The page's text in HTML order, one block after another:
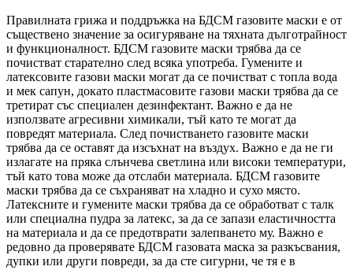
Правилната грижа и поддръжка на БДСМ газовите маски е от
съществено значение за осигуряване на тяхната дълготрайност
и функционалност. БДСМ газовите маски трябва да се
почистват старателно след всяка употреба. Гумените и
латексовите газови маски могат да се почистват с топла вода
и мек сапун, докато пластмасовите газови маски трябва да се
третират със специален дезинфектант. Важно е да не
използвате агресивни химикали, тъй като те могат да
повредят материала. След почистването газовите маски
трябва да се оставят да изсъхнат на въздух. Важно е да не ги
излагате на пряка слънчева светлина или високи температури,
тъй като това може да отслаби материала. БДСМ газовите
маски трябва да се съхраняват на хладно и сухо място.
Латексните и гумените маски трябва да се обработват с талк
или специална пудра за латекс, за да се запази еластичността
на материала и да се предотврати залепването му. Важно е
редовно да проверявате БДСМ газовата маска за разкъсвания,
дупки или други повреди, за да сте сигурни, че тя е в